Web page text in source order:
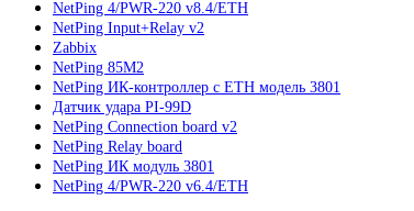
NetPing 4/PWR-220 v8.4/ETH
NetPing Input+Relay v2
Zabbix
NetPing 85M2
NetPing ИК-контроллер с ETH модель 3801
Датчик удара PI-99D
NetPing Connection board v2
NetPing Relay board
NetPing ИК модуль 3801
NetPing 4/PWR-220 v6.4/ETH